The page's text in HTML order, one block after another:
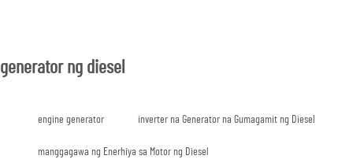
generator ng diesel
engine generator inverter na Generator na Gumagamit ng Diesel
manggagawa ng Enerhiya sa Motor ng Diesel